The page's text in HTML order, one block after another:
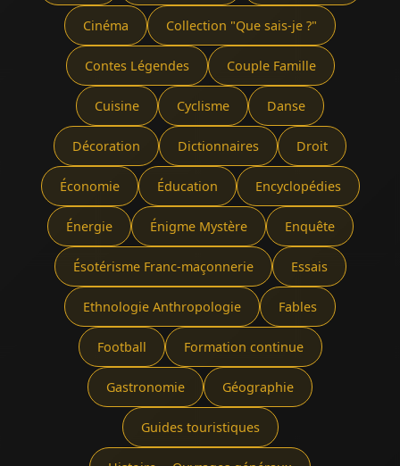
Cinéma Collection "Que sais-je ?"
Contes Légendes Couple Famille
Cuisine Cyclisme Danse
Décoration Dictionnaires Droit
Économie Éducation Encyclopédies
Énergie Énigme Mystère Enquête
Ésotérisme Franc-maçonnerie Essais
Ethnologie Anthropologie Fables
Football Formation continue
Gastronomie Géographie
Guides touristiques